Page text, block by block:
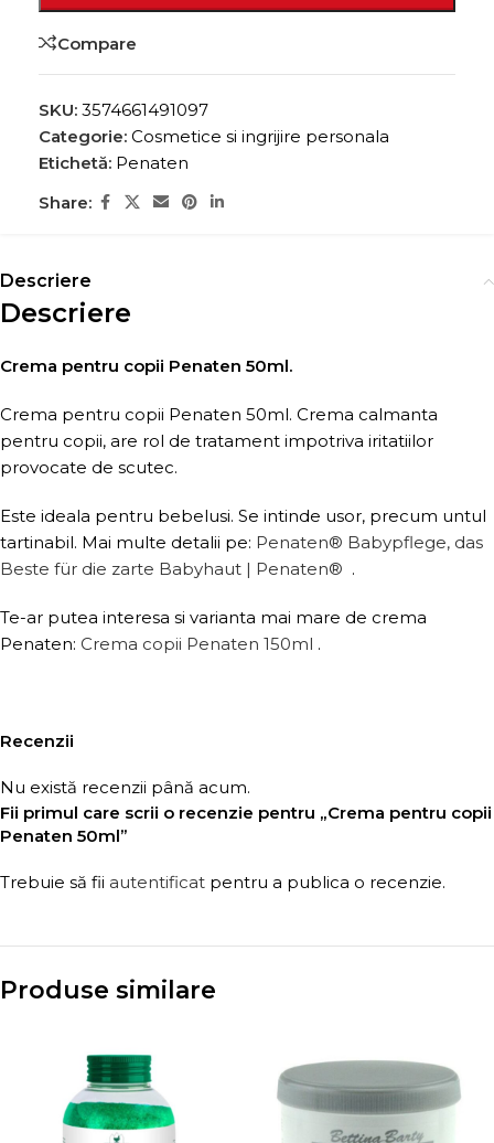
Compare
SKU: 3574661491097
Categorie: Cosmetice si ingrijire personala
Etichetă: Penaten
Share:
Descriere
Descriere
Crema pentru copii Penaten 50ml.
Crema pentru copii Penaten 50ml. Crema calmanta
pentru copii, are rol de tratament impotriva iritatiilor
provocate de scutec.
Este ideala pentru bebelusi. Se intinde usor, precum untul
tartinabil. Mai multe detalii pe: Penaten® Babypflege, das
Beste für die zarte Babyhaut | Penaten® .
Te-ar putea interesa si varianta mai mare de crema
Penaten: Crema copii Penaten 150ml .
Recenzii
Nu există recenzii până acum.
Fii primul care scrii o recenzie pentru „Crema pentru copii
Penaten 50ml”
Trebuie să fii autentificat pentru a publica o recenzie.
Produse similare